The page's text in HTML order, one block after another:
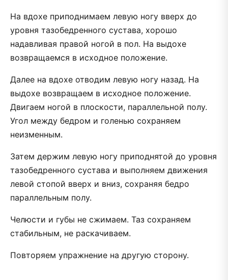
На вдохе приподнимаем левую ногу вверх до
уровня тазобедренного сустава, хорошо
надавливая правой ногой в пол. На выдохе
возвращаемся в исходное положение.
Далее на вдохе отводим левую ногу назад. На
выдохе возвращаем в исходное положение.
Двигаем ногой в плоскости, параллельной полу.
Угол между бедром и голенью сохраняем
неизменным.
Затем держим левую ногу приподнятой до уровня
тазобедренного сустава и выполняем движения
левой стопой вверх и вниз, сохраняя бедро
параллельным полу.
Челюсти и губы не сжимаем. Таз сохраняем
стабильным, не раскачиваем.
Повторяем упражнение на другую сторону.